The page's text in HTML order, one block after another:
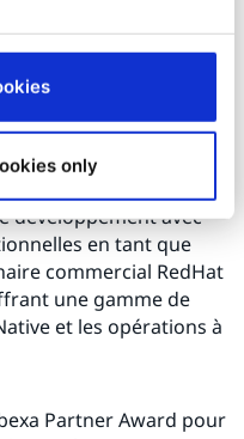
only
engagé
(anciennement eZ
de premier
développement avec
en tant que
commercial RedHat
une gamme de
et les opérations à
Partner Award pour